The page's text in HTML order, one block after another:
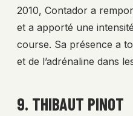
2010, Contador a
et a apporté une
course. Sa présence a
et de l’adrénaline dans
9. THIBAUT PINOT